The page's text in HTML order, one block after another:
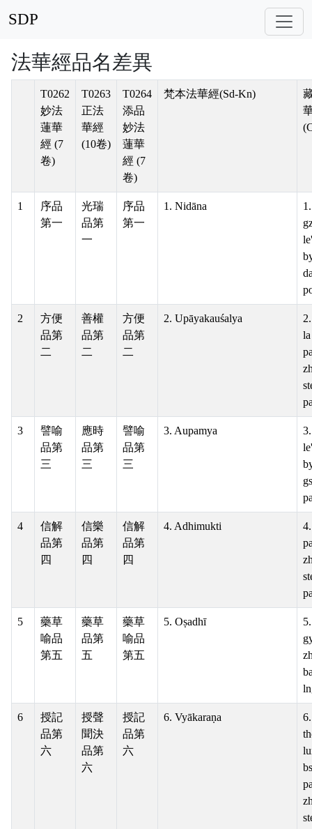
SDP
法華經品名差異
T0262
妙法
蓮華
經 (7
卷)
T0263
正法
華經
(10卷)
T0264
添品
妙法
蓮華
經 (7
卷)
梵本法華經(Sd-Kn)
1
序品
第一
光瑞
品第
一
序品
第一
1. Nidāna
2
方便
品第
二
善權
品第
二
方便
品第
二
2. Upāyakauśalya
3
譬喻
品第
三
應時
品第
三
譬喻
品第
三
3. Aupamya
4
信解
品第
四
信樂
品第
四
信解
品第
四
4. Adhimukti
5
藥草
喻品
第五
藥草
品第
五
藥草
喻品
第五
5. Oṣadhī
6
授記
品第
六
授聲
聞決
品第
六
授記
品第
六
6. Vyākaraṇa